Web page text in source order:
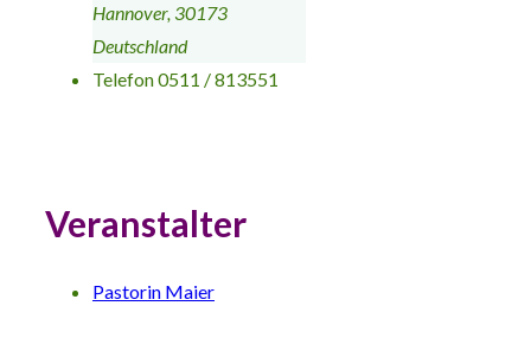
Hannover,30173
Deutschland
Telefon0511 / 813551
Veranstalter
Pastorin Maier